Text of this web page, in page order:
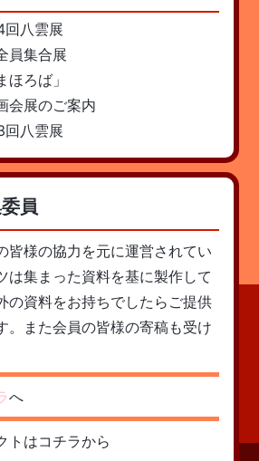
八雲展
員集合展
ろば」
会展のご案内
八雲展
員
皆様の協力を元に運営されてい
は集まった資料を基に製作して
の資料をお持ちでしたらご提供
。また会員の皆様の寄稿も受け
へ
トはコチラから